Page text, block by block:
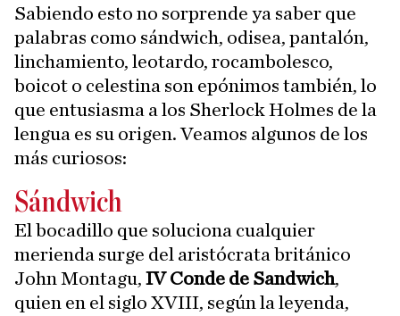
Sabiendo esto no sorprende ya saber que
palabras como sándwich, odisea, pantalón,
linchamiento, leotardo, rocambolesco,
boicot o celestina son epónimos también, lo
que entusiasma a los Sherlock Holmes de la
lengua es su origen. Veamos algunos de los
más curiosos:
Sándwich
El bocadillo que soluciona cualquier
merienda surge del aristócrata británico
John Montagu, IV Conde de Sandwich,
quien en el siglo XVIII, según la leyenda,